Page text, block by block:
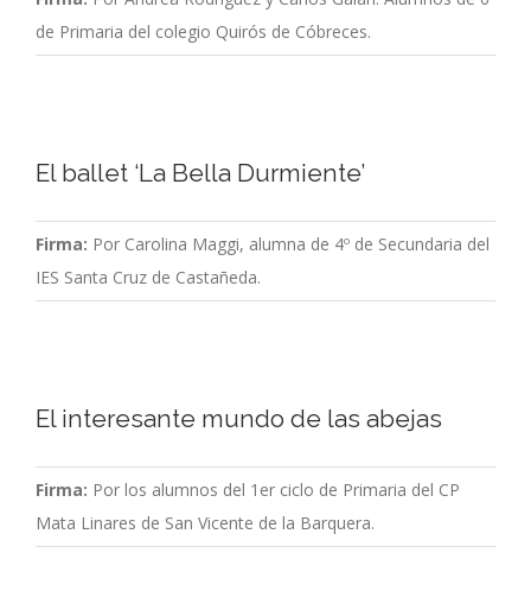
de Primaria del colegio Quirós de Cóbreces.
El ballet ‘La Bella Durmiente’
Firma: Por Carolina Maggi, alumna de 4º de Secundaria del
IES Santa Cruz de Castañeda.
El interesante mundo de las abejas
Firma: Por los alumnos del 1er ciclo de Primaria del CP
Mata Linares de San Vicente de la Barquera.